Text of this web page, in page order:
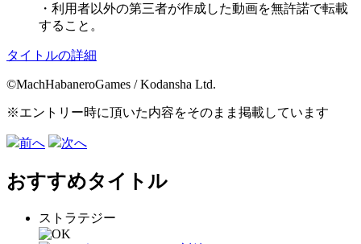
・利用者以外の第三者が作成した動画を無許諾で転載
すること。
タイトルの詳細
©MachHabaneroGames / Kodansha Ltd.
※エントリー時に頂いた内容をそのまま掲載しています
前へ 次へ
おすすめタイトル
ストラテジー